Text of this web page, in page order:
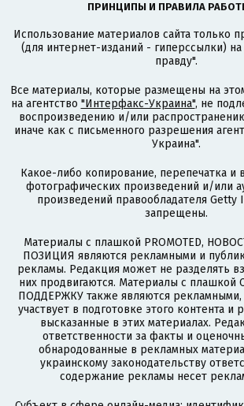
ПРИНЦИПЫ И ПРАВИЛА
Использование материалов сайта только
(для интернет-изданий - гиперссылки)
правду".
Все материалы, которые размещены на
на агентство "Интерфакс-Украина", не
воспроизведению и/или
иначе как с письменного разрешения
Украина".
Какое-либо копирование, перепечатка и
фотографических произведений и/или
произведений правообладателя Getty
запрещены.
Материалы с плашкой PROMOTED,
ПОЗИЦИЯ являются рекламными и
рекламы. Редакция может не разделять
них продвигаются. Материалы с
ПОДДЕРЖКУ также являются рекламными,
участвует в подготовке этого контента и
высказанные в этих материалах.
ответственности за факты и
обнародованные в рекламных
украинскому законодательству
содержание рекламы несет